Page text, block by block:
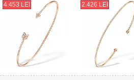
4.453 LEI 2.426 LEI